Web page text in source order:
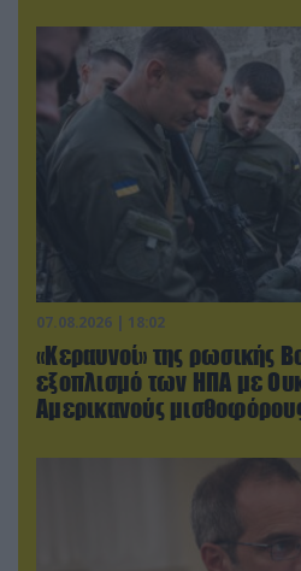
07.08.2026 | 18:02
«Κεραυνοί» της ρωσικής
εξοπλισμό των ΗΠΑ με
Αμερικανούς